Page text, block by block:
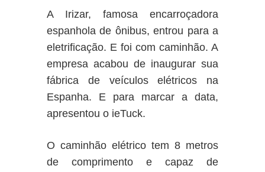
A Irizar, famosa encarroçadora
espanhola de ônibus, entrou para a
eletrificação. E foi com caminhão. A
empresa acabou de inaugurar sua
fábrica de veículos elétricos na
Espanha. E para marcar a data,
apresentou o ieTuck.
O caminhão elétrico tem 8 metros
de comprimento e capaz de